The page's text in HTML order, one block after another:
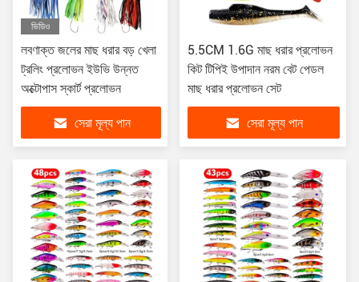
ভিডিও
লবণাক্ত জলের মাছ ধরার বড় খেলা
ট্রলিং প্রলোভন ইউভি উন্নত
অক্টোপাস স্কার্ট প্রলোভন
সেরা মূল্য পান
5.5CM 1.6G মাছ ধরার প্রলোভন
কিট টিপিই উপাদান নরম বেট পেডল
মাছ ধরার প্রলোভন সেট
সেরা মূল্য পান